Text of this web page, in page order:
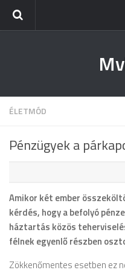
Tiszaújváros
Kazincbarcika
Életmód
ÉLETMÓD
Pénzügyek a
Amikor két ember
kérdés, hogy a befolyó
háztartás közös
félnek egyenlő részben
Zökkenőmentes esetben ez